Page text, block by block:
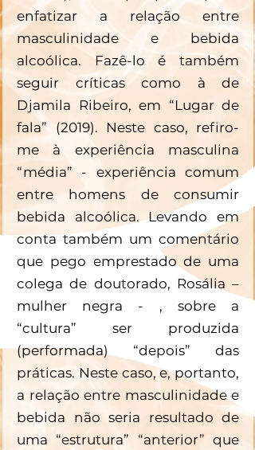
enfatizar a relação entre
masculinidade e bebida
alcoólica. Fazê-lo é também
seguir críticas como à de
Djamila Ribeiro, em “Lugar de
fala” (2019). Neste caso, refiro-
me à experiência masculina
“média” - experiência comum
entre homens de consumir
bebida alcoólica. Levando em
conta também um comentário
que pego emprestado de uma
colega de doutorado, Rosália –
mulher negra - , sobre a
“cultura” ser produzida
(performada) “depois” das
práticas. Neste caso, e, portanto,
a relação entre masculinidade e
bebida não seria resultado de
uma “estrutura” “anterior” que